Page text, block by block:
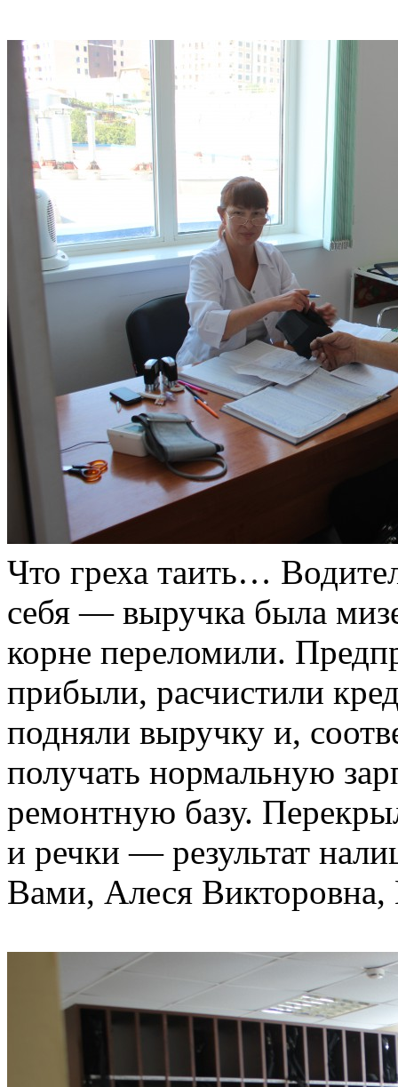
Что греха таить…
себя — выручка была
корне переломили.
прибыли, расчистили
подняли выручку и,
получать нормальную
ремонтную базу.
и речки — результат
Вами, Алеся